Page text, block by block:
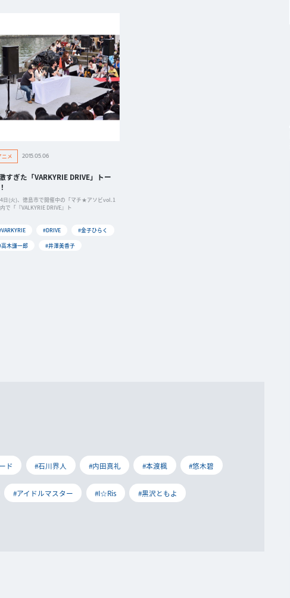
ニメ 2015.05.06
すぎた「VARKYRIE DRIVE」トー
日(火)、徳島市で開催中の「マチ★アソビvol.1
で「『VALKYRIE DRIVE』ト
#DRIVE
#金子ひらく
高木謙一郎
#井澤美香子
ド #石川界人 #内田真礼 #本渡楓 #悠木碧
#アイドルマスター #I☆Ris #黒沢ともよ